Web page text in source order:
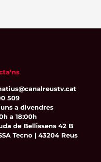
509
a divendres
a 18:00h
de Bellissens 42 B
Tecno | 43204 Reus